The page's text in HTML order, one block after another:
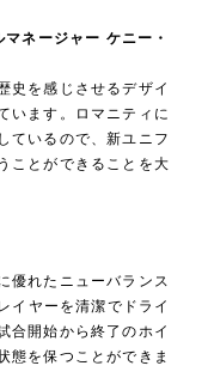
ネージャー ケニー・
史を感じさせるデザイ
います。ロマニティに
ているので、新ユニフ
ことができることを大
優れたニューバランス
イヤーを清潔でドライ
合開始から終了のホイ
態を保つことができま